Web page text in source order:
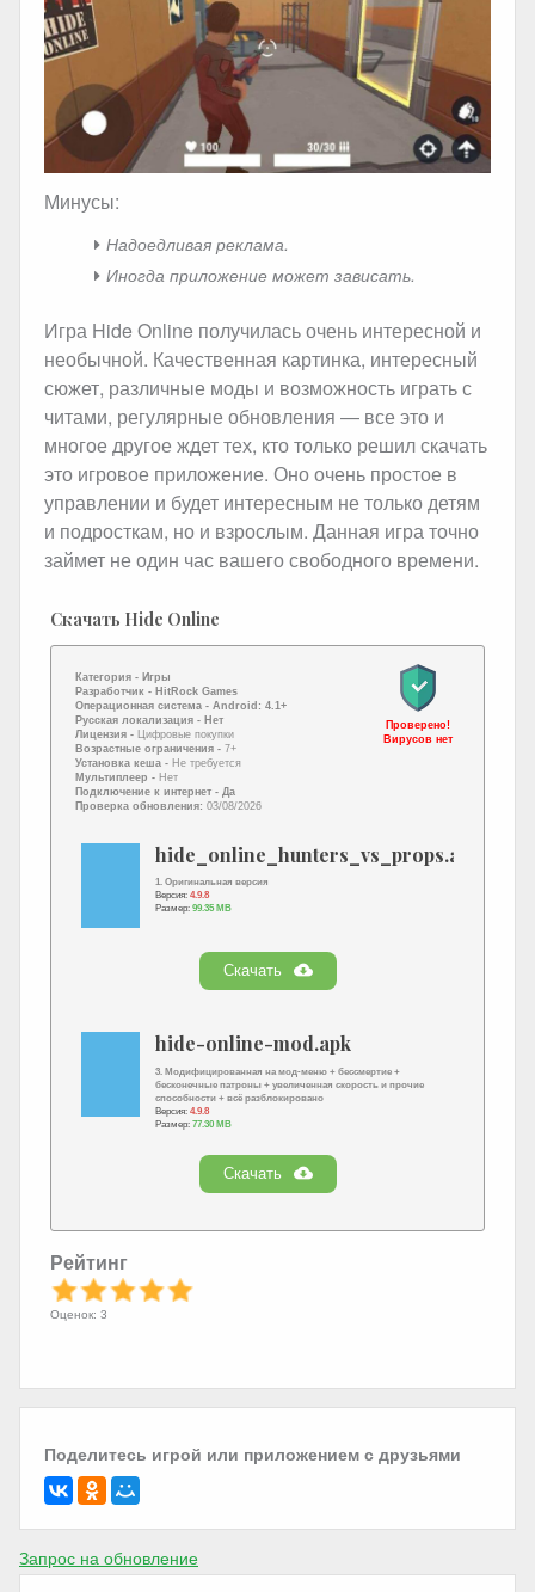
Минусы:
Надоедливая реклама.
Иногда приложение может зависать.
Игра Hide Online получилась очень интересной и
необычной. Качественная картинка, интересный
сюжет, различные моды и возможность играть с
читами, регулярные обновления — все это и
многое другое ждет тех, кто только решил скачать
это игровое приложение. Оно очень простое в
управлении и будет интересным не только детям
и подросткам, но и взрослым. Данная игра точно
займет не один час вашего свободного времени.
Скачать Hide Online
Категория - Игры
Разработчик - HitRock Games
Операционная система - Android: 4.1+
Русская локализация - Нет
Лицензия -
Цифровые покупки
Возрастные ограничения - 7+
Установка кеша - Не требуется
Мультиплеер - Нет
Подключение к интернет - Да
Проверка обновления: 03/08/2026
Проверено!
Вирусов нет
hide_online_hunters_vs_props.apk
1. Оригинальная версия
Версия: 4.9.8
Размер: 99.35 MB
Скачать
hide-online-mod.apk
3. Модифицированная на мод-меню + бессмертие +
бесконечные патроны + увеличенная скорость и прочие
способности + всё разблокировано
Версия: 4.9.8
Размер: 77.30 MB
Скачать
Рейтинг
Оценок: 3
Поделитесь игрой или приложением с друзьями
Запрос на обновление